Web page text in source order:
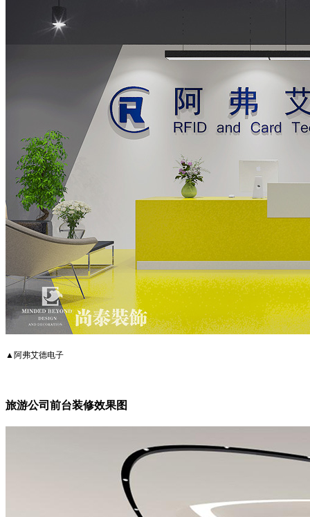
▲阿弗艾德电子
旅游公司前台装修效果图